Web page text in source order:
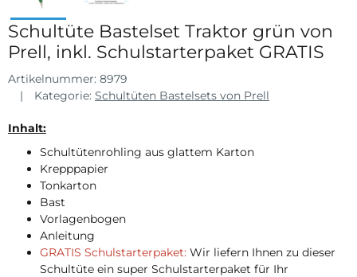
Schultüte Bastelset Traktor grün von
Prell, inkl. Schulstarterpaket GRATIS
Artikelnummer: 8979
Kategorie: Schultüten Bastelsets von Prell
Inhalt:
Schultütenrohling aus glattem Karton
Krepppapier
Tonkarton
Bast
Vorlagenbogen
Anleitung
GRATIS Schulstarterpaket: Wir liefern Ihnen zu dieser
Schultüte ein super Schulstarterpaket für Ihr